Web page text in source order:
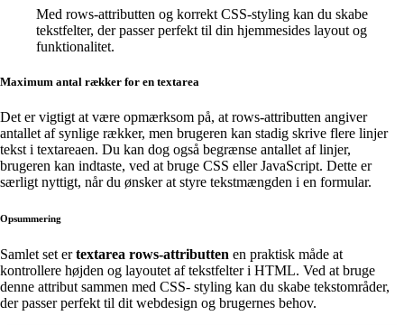
Med rows-attributten og korrekt CSS-styling kan du skabe
tekstfelter, der passer perfekt til din hjemmesides layout og
funktionalitet.
Maximum antal rækker for en textarea
Det er vigtigt at være opmærksom på, at rows-attributten angiver
antallet af synlige rækker, men brugeren kan stadig skrive flere linjer
tekst i textareaen. Du kan dog også begrænse antallet af linjer,
brugeren kan indtaste, ved at bruge CSS eller JavaScript. Dette er
særligt nyttigt, når du ønsker at styre tekstmængden i en formular.
Opsummering
Samlet set ertextarea rows-attributten en praktisk måde at
kontrollere højden og layoutet af tekstfelter i HTML. Ved at bruge
denne attribut sammen med CSS- styling kan du skabe tekstområder,
der passer perfekt til dit webdesign og brugernes behov.